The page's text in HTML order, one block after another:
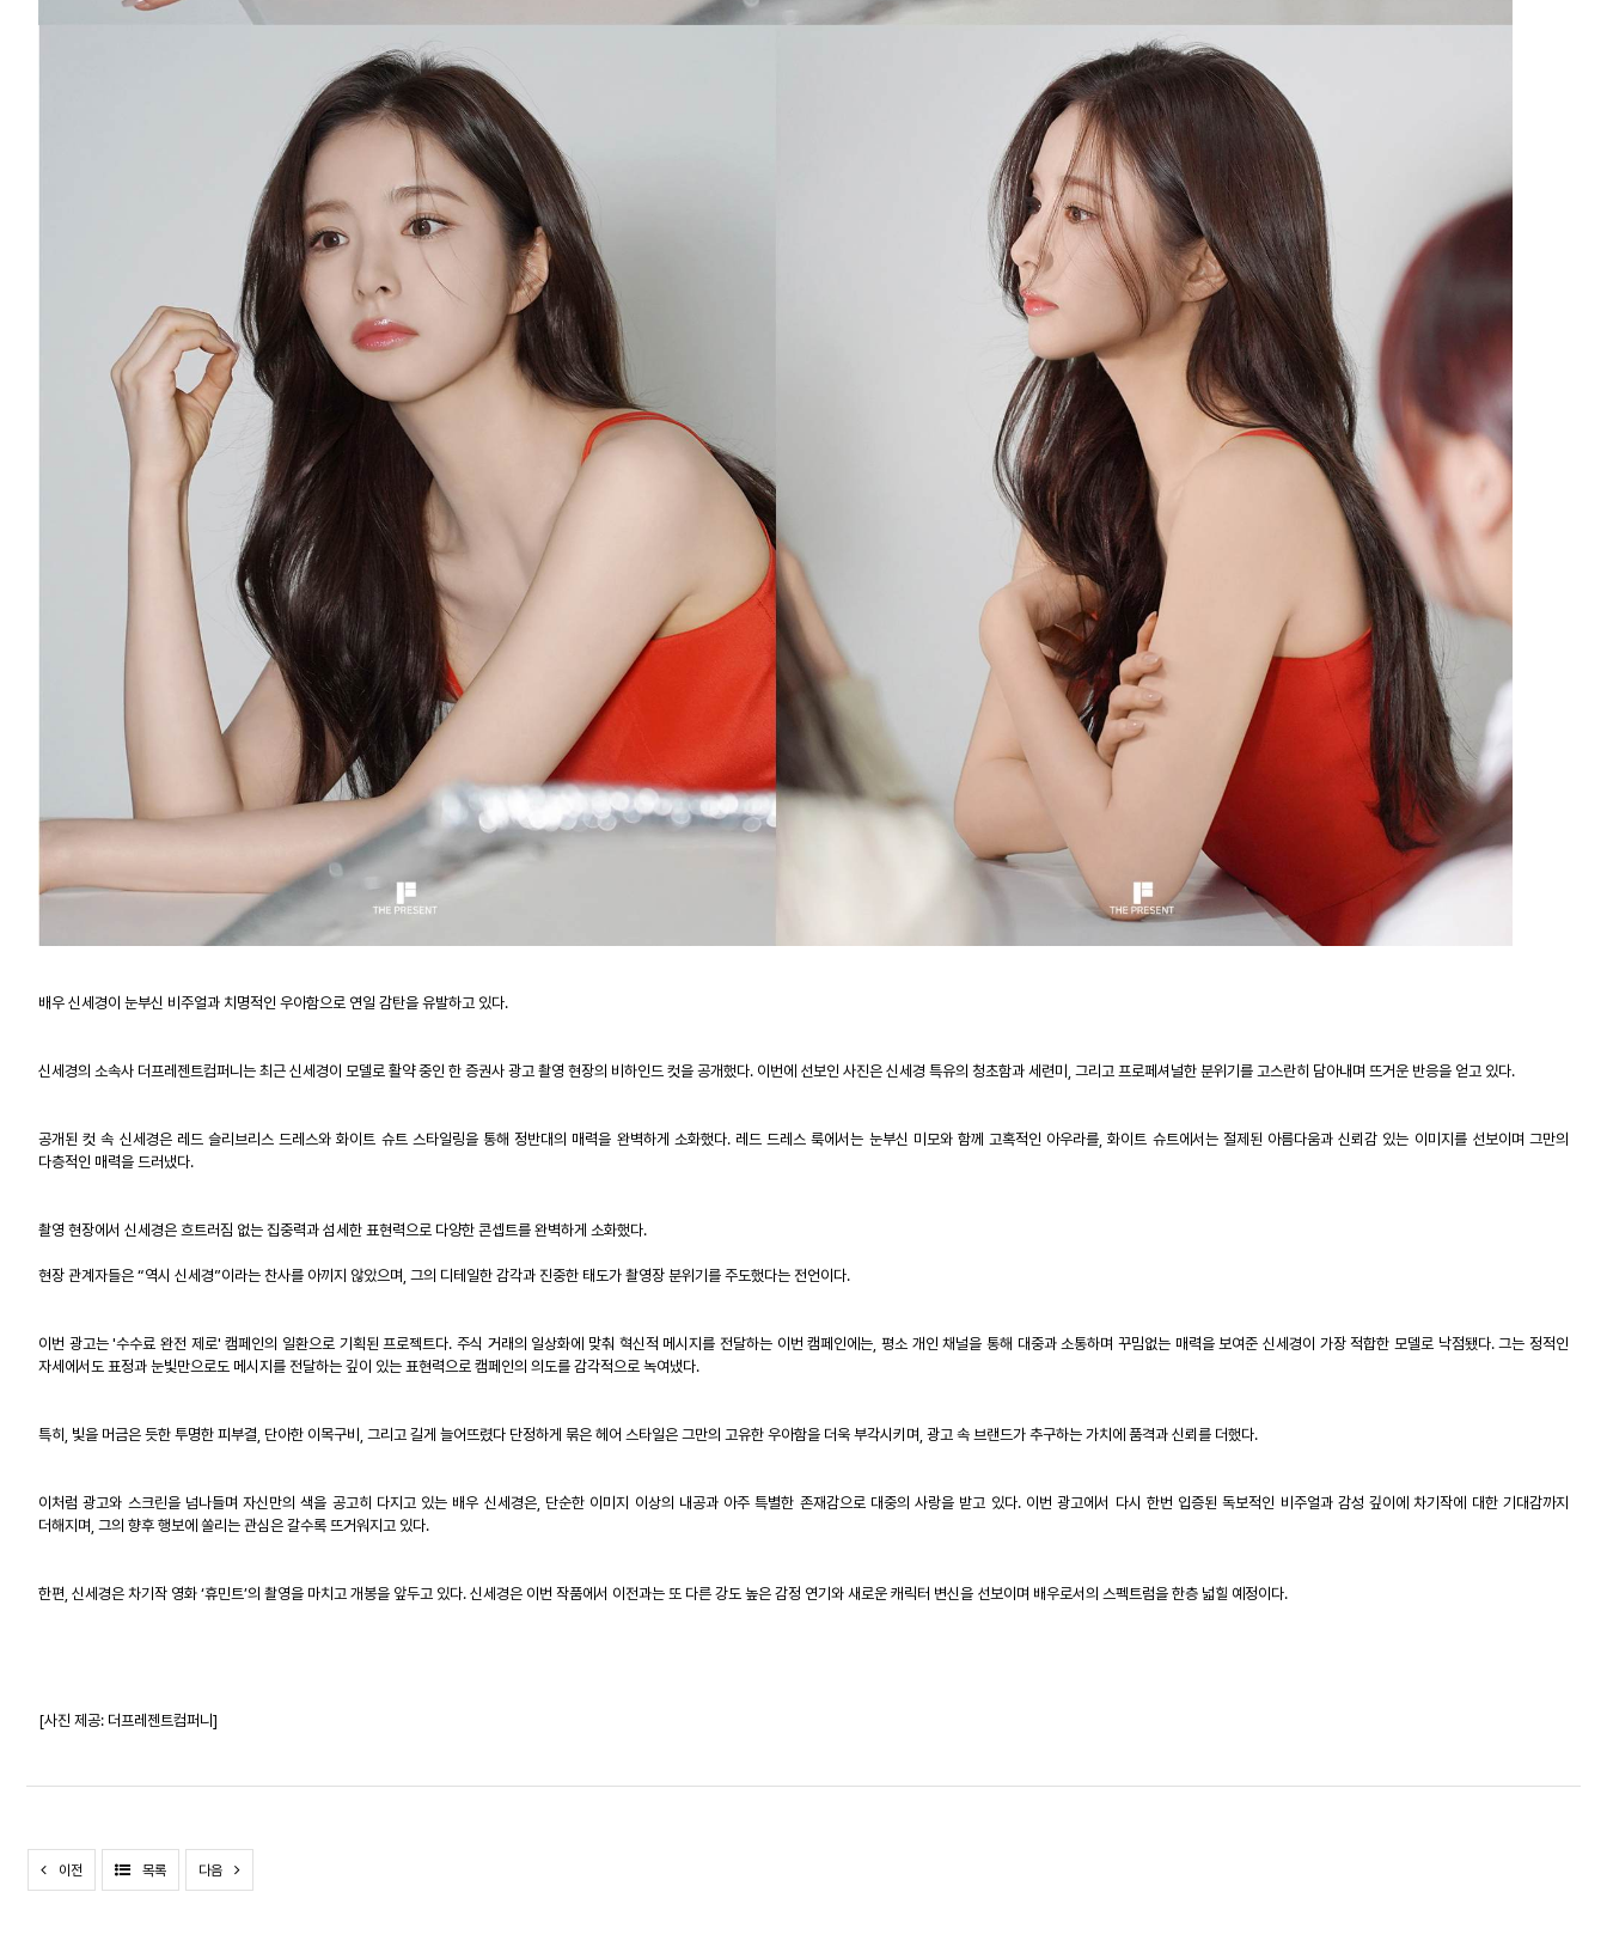
배우 신세경이 눈부신 비주얼과 치명적인 우아함으로 연일 감탄을 유발하고 있다.
신세경의 소속사 더프레젠트컴퍼니는 최근 신세경이 모델로 활약 중인 한 증권사 광고 촬영 현장의 비하인드 컷을 공개했다. 이번에 선보인 사진은 신세경 특유의 청초함과 세련미 그리고 프로페셔널한 분위기를 고스란히 담아내며 뜨거운 반응을 얻고 있다.
공개된 컷 속 신세경은 레드 슬리브리스 드레스와 화이트 슈트 스타일링을 통해 정반대의 매력을 완벽하게 소화했다. 레드 드레스 룩에서는 눈부신 미모와 함께 고혹적인 아우라를 ,화이트 슈트에서는 절제된 아름다움과 신뢰감 있는 이미지를 선보이며 그만의
다층적인 매력을 드러냈다.
촬영 현장에서 신세경은 흐트러짐 없는 집중력과 섬세한 표현력으로 다양한 콘셉트를 완벽하게 소화했다.
현장 관계자들은 “역시 신세경”이라는 찬사를 아끼지 않았으며 그의 디테일한 감각과 진중한 태도가 촬영장 분위기를 주도했다는 전언이다.
이번 광고는'수수료 완전 제로'캠페인의 일환으로 기획된 프로젝트다.주식 거래의 일상화에 맞춰 혁신적 메시지를 전달하는 이번 캠페인에는 ,평소 개인 채널을 통해 대중과 소통하며 꾸밈없는 매력을 보여준 신세경이 가장 적합한 모델로 낙점됐다.그는 정적인
자세에서도 표정과 눈빛만으로도 메시지를 전달하는 깊이 있는 표현력으로 캠페인의 의도를 감각적으로 녹여냈다.
특히 빛을 머금은 듯한 투명한 피부결 단아한 이목구비 그리고 길게 늘어뜨렸다 단정하게 묶은 헤어 스타일은 그만의 고유한 우아함을 더욱 부각시키며 광고 속 브랜드가 추구하는 가치에 품격과 신뢰를 더했다.
이처럼 광고와 스크린을 넘나들며 자신만의 색을 공고히 다지고 있는 배우 신세경은, 단순한 이미지 이상의 내공과 아주 특별한 존재감으로 대중의 사랑을 받고 있다. 이번 광고에서 다시 한번 입증된 독보적인 비주얼과 감성 깊이에 차기작에 대한 기대감까지
더해지며 그의 향후 행보에 쏠리는 관심은 갈수록 뜨거워지고 있다.
한편 신세경은 차기작 영화 ‘휴민트’의 촬영을 마치고 개봉을 앞두고 있다. 신세경은 이번 작품에서 이전과는 또 다른 강도 높은 감정 연기와 새로운 캐릭터 변신을 선보이며 배우로서의 스펙트럼을 한층 넓힐 예정이다.
[사진 제공: 더프레젠트컴퍼니 ]
이전 목록 다음